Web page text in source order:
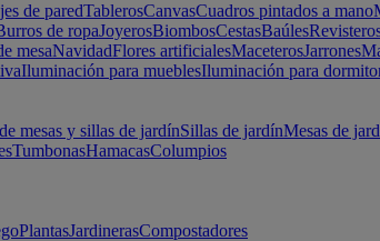
de paredTablerosCanvasCuadros pintados a mano
de ropaJoyerosBiombosCestasBaúles
mesaNavidadFlores artificialesMaceterosJarrones
Iluminación para mueblesIluminación para
mesas y sillas de jardínSillas de jardínMesas de
TumbonasHamacasColumpios
PlantasJardinerasCompostadores